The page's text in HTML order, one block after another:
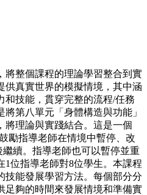
將整個課程的理論學習整合到實
供真實世界的模擬情境，其中涵
和技能，貫穿完整的流程/任務
第八單元「身體構造與功能」
將理論與實踐結合。這是一個
勵指導老師在情境中暫停、改
續。指導老師也可以暫停並重
1位指導老師對8位學生。本課程
技能發展學習方法。每個部分分
足夠的時間來發展情境和準備實